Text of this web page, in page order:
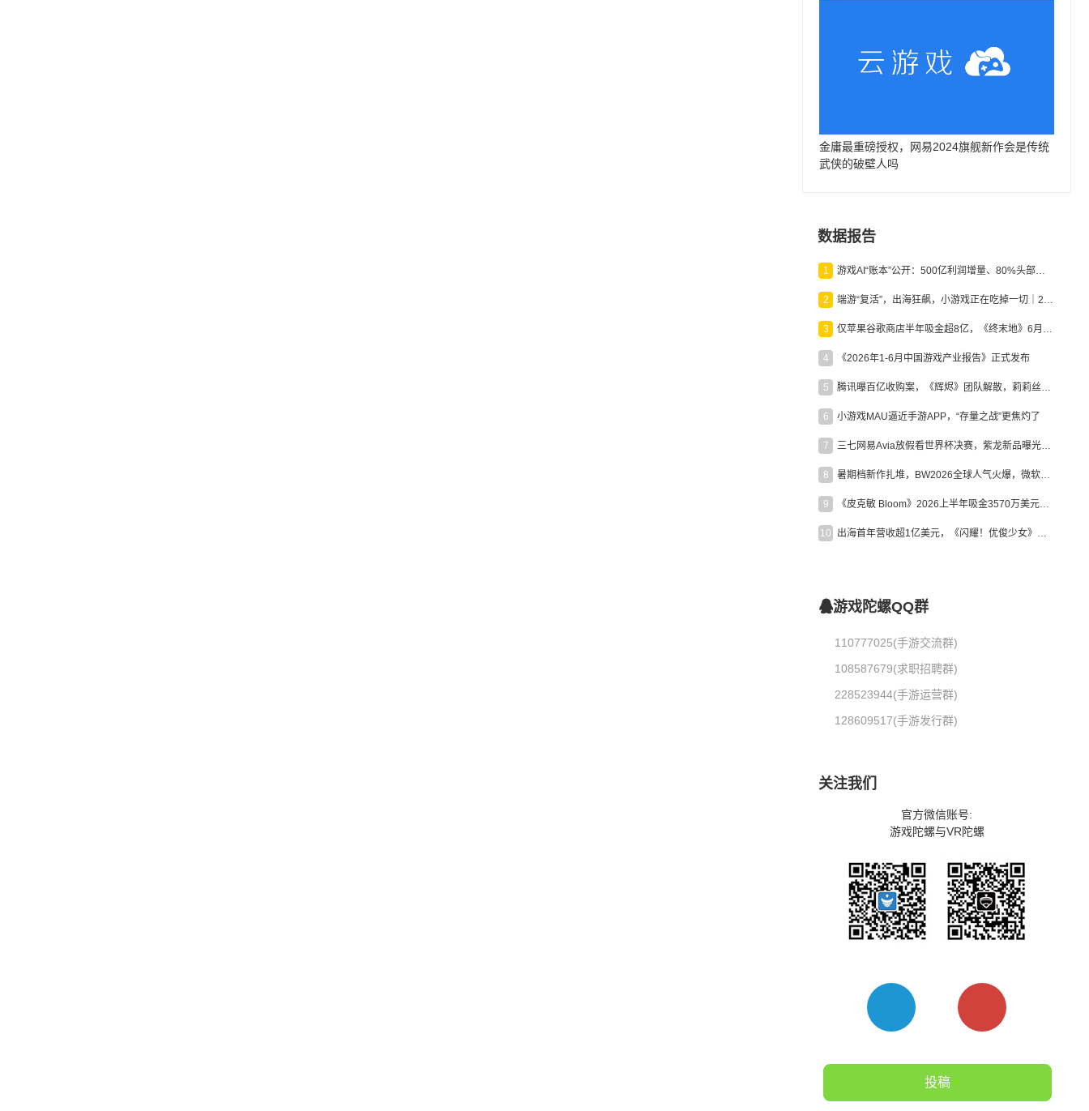
金庸最重磅授权，网易2024旗舰新作会是传统
武侠的破壁人吗
数据报告
1 游戏AI“账本”公开：500亿利润增量、80%头部入局，谁在闷声发财？
2 端游“复活”，出海狂飙，小游戏正在吃掉一切｜2026上半年产业报告
3 仅苹果谷歌商店半年吸金超8亿，《终末地》6月份收入显著回暖
4 《2026年1-6月中国游戏产业报告》正式发布
5 腾讯曝百亿收购案，《辉烬》团队解散，莉莉丝新作曝光｜陀螺周报
6 小游戏MAU逼近手游APP，“存量之战”更焦灼了
7 三七网易Avia放假看世界杯决赛，紫龙新品曝光，米哈游新作上线 | 陀螺周报
8 暑期档新作扎堆，BW2026全球人气火爆，微软XBOX大裁员|陀螺周报
9 《皮克敏 Bloom》2026上半年吸金3570万美元，中国台湾成最大市场
10 出海首年营收超1亿美元，《闪耀！优俊少女》美国市场占比达七成
游戏陀螺QQ群
110777025(手游交流群)
108587679(求职招聘群)
228523944(手游运营群)
128609517(手游发行群)
关注我们
官方微信账号:
游戏陀螺与VR陀螺
投稿